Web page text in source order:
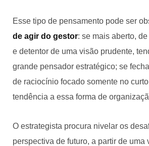
Esse tipo de pensamento pode ser
de agir do gestor: se mais aberto,
e detentor de uma visão prudente,
grande pensador estratégico; se
de raciocínio focado somente no
tendência a essa forma de
O estrategista procura nivelar os
perspectiva de futuro, a partir de uma